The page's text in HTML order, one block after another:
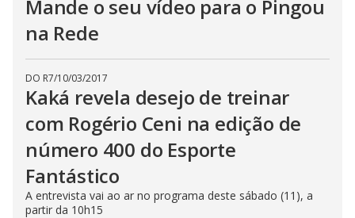
Mande o seu vídeo para o Pingou
na Rede
DO R7/10/03/2017
Kaká revela desejo de treinar
com Rogério Ceni na edição de
número 400 do Esporte
Fantástico
A entrevista vai ao ar no programa deste sábado (11), a
partir da 10h15